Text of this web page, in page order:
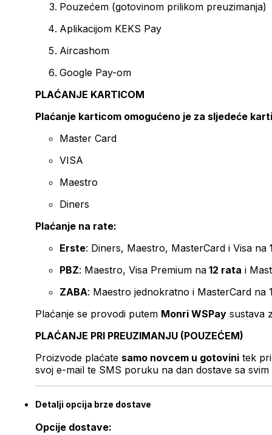
Pouzećem (gotovinom prilikom preuzimanja)
Aplikacijom KEKS Pay
Aircashom
Google Pay-om
PLAĆANJE KARTICOM
Plaćanje karticom omogućeno je za sljedeće
Master Card
VISA
Maestro
Diners
Plaćanje na rate:
Erste: Diners, Maestro, MasterCard i Visa na
PBZ: Maestro, Visa Premium na 12 rata i
ZABA: Maestro jednokratno i MasterCard na
Plaćanje se provodi putem Monri WSPay sustava
PLAĆANJE PRI PREUZIMANJU (POUZEĆEM)
Proizvode plaćate samo novcem u gotovini tek
svoj e-mail te SMS poruku na dan dostave sa svim
Detalji opcija brze dostave
Opcije dostave: